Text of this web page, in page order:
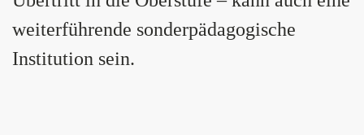
weiterführende sonderpädagogische
Institution sein.